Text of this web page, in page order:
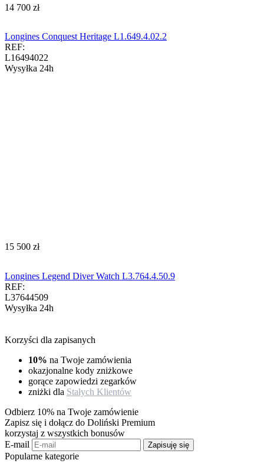
‍14 700‍ zł
Longines Conquest Heritage L1.649.4.02.2
REF:
L16494022
Wysyłka 24h
‍15 500‍ zł
Longines Legend Diver Watch L3.764.4.50.9
REF:
L37644509
Wysyłka 24h
Korzyści dla zapisanych
10% na Twoje zamówienia
okazjonalne kody zniżkowe
gorące zapowiedzi zegarków
zniżki dla Stałych Klientów
Odbierz 10% na Twoje zamówienie
Zapisz się i dołącz do Doliński Premium
korzystaj z wszystkich bonusów
E-mail
Zapisuję się
Popularne kategorie